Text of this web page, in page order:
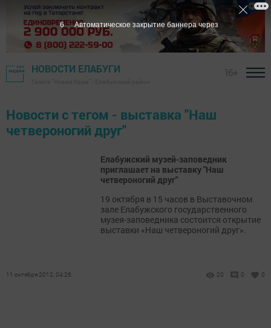
НОВОСТИ ЕЛАБУГИ
Новости с тегом - выставка "Наш
четвероногий друг"
Елабужский музей-заповедник
приглашает на выставку "Наш
четвероногий друг"
19 октября в 15 часов в Выставочном
зале Елабужского государственного
музея-заповедника состоится открытие
выставки «Наш четвероногий друг».
11 октября 2012, 04:26 20 0 0
6 Автоматическое закрытие баннера через